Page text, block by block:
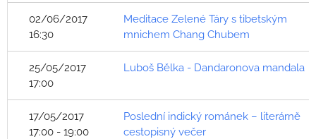
02/06/2017
16:30
Meditace Zelené Táry s tibetským
mnichem Chang Chubem
25/05/2017
17:00
Luboš Bělka - Dandaronova mandala
17/05/2017
17:00 - 19:00
Poslední indický románek – literárně
cestopisný večer